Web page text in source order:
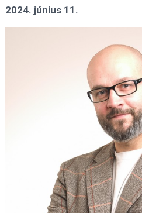
2024. június 11.